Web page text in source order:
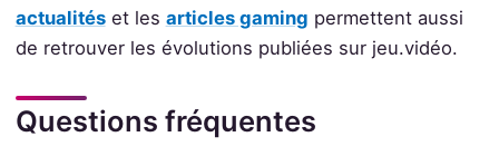
actualitéset les articles gaming permettent aussi
de retrouver les évolutions publiées sur jeu.vidéo.
Questions fréquentes